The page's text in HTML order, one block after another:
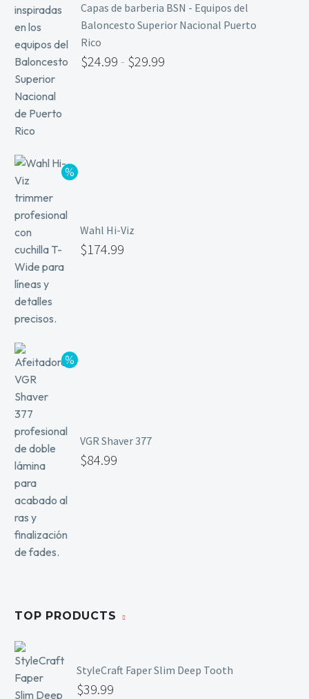
Capas de barberia BSN - Equipos del
Baloncesto Superior Nacional Puerto
Rico
$24.99 - $29.99
Wahl Hi-Viz
$174.99
VGR Shaver 377
$84.99
TOP PRODUCTS
StyleCraft Faper Slim Deep Tooth
$39.99